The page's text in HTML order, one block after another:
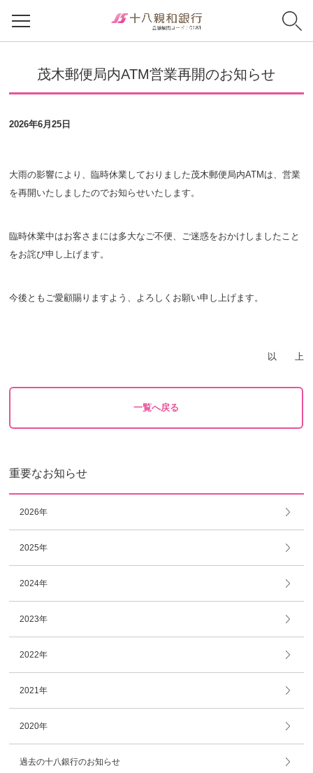
茂木郵便局内ATM営業再開のお知らせ
2026年6月25日
大雨の影響により、臨時休業しておりました茂木郵便局内ATMは、営業
を再開いたしましたのでお知らせいたします。
臨時休業中はお客さまには多大なご不便、ご迷惑をおかけしましたこと
をお詫び申し上げます。
今後ともご愛顧賜りますよう、よろしくお願い申し上げます。
以 上
一覧へ戻る
重要なお知らせ
2026年
2025年
2024年
2023年
2022年
2021年
2020年
過去の十八銀行のお知らせ